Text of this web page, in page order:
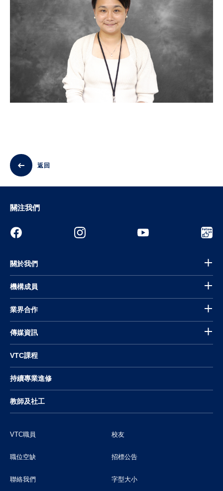
返回
關注我們
關於我們
機構成員
業界合作
傳媒資訊
VTC課程
持續專業進修
教師及社工
VTC職員 校友
職位空缺 招標公告
聯絡我們 字型大小